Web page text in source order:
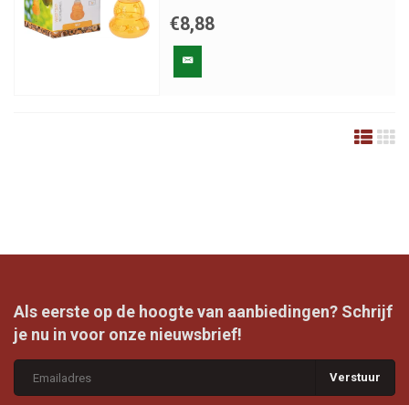
€8,88
Als eerste op de hoogte van aanbiedingen? Schrijf
je nu in voor onze nieuwsbrief!
Verstuur